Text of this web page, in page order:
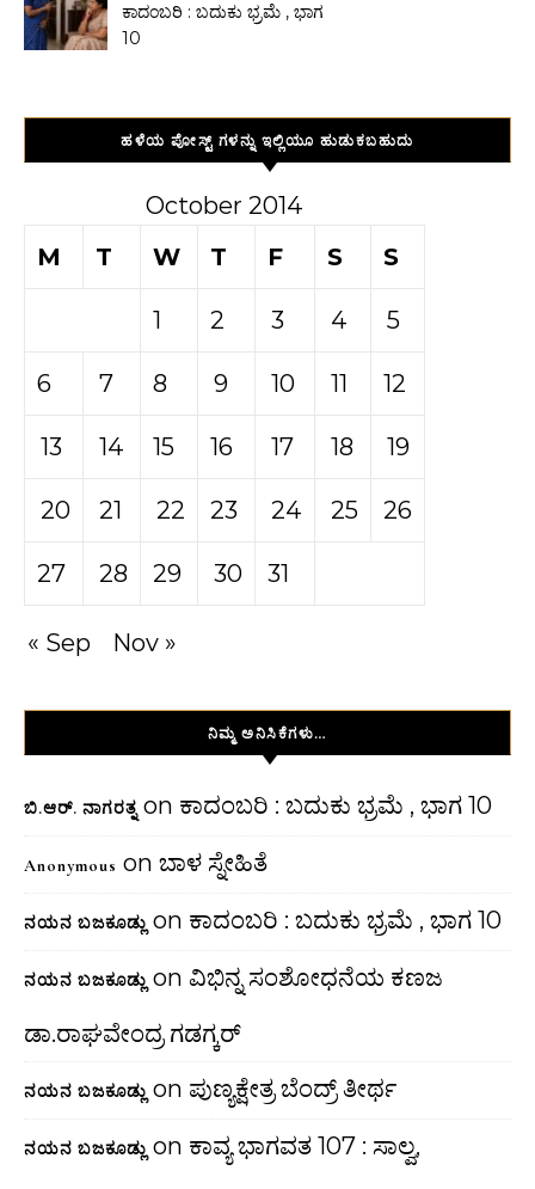
ಕಾದಂಬರಿ : ಬದುಕು ಭ್ರಮೆ , ಭಾಗ
10
ಹಳೆಯ ಪೋಸ್ಟ್ ಗಳನ್ನು ಇಲ್ಲಿಯೂ ಹುಡುಕಬಹುದು
October 2014
M
T W T F S S
1 2 3 4 5
6 7 8 9 10 11 12
13 14 15 16 17 18 19
20 21 22 23 24 25 26
27 28 29 30 31
« Sep Nov »
ನಿಮ್ಮ ಅನಿಸಿಕೆಗಳು…
ಬಿ.ಆರ್. ನಾಗರತ್ನ on ಕಾದಂಬರಿ : ಬದುಕು ಭ್ರಮೆ , ಭಾಗ 10
Anonymous on ಬಾಳ ಸ್ನೇಹಿತೆ
ನಯನ ಬಜಕೂಡ್ಲು on ಕಾದಂಬರಿ : ಬದುಕು ಭ್ರಮೆ , ಭಾಗ 10
ನಯನ ಬಜಕೂಡ್ಲು on ವಿಭಿನ್ನ ಸಂಶೋಧನೆಯ ಕಣಜ
ಡಾ.ರಾಘವೇಂದ್ರ ಗಡಗ್ಕರ್
ನಯನ ಬಜಕೂಡ್ಲು on ಪುಣ್ಯಕ್ಷೇತ್ರ ಬೆಂದ್ರ್ ತೀರ್ಥ
ನಯನ ಬಜಕೂಡ್ಲು on ಕಾವ್ಯ ಭಾಗವತ 107 : ಸಾಲ್ವ,